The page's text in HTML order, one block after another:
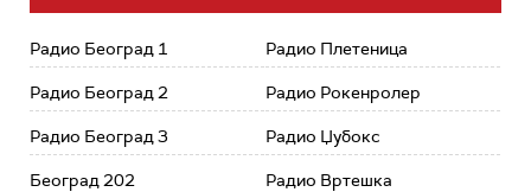
Радио Београд 1
Радио Београд 2
Радио Београд 3
Београд 202
Радио Плетеница
Радио Рокенролер
Радио Џубокс
Радио Вртешка